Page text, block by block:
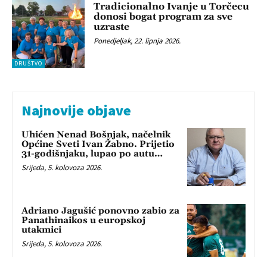
DRUŠTVO
Tradicionalno Ivanje u Torčecu
donosi bogat program za sve
uzraste
Ponedjeljak, 22. lipnja 2026.
Najnovije objave
Uhićen Nenad Bošnjak, načelnik
Općine Sveti Ivan Žabno. Prijetio
31-godišnjaku, lupao po autu…
Srijeda, 5. kolovoza 2026.
Adriano Jagušić ponovno zabio za
Panathinaikos u europskoj
utakmici
Srijeda, 5. kolovoza 2026.